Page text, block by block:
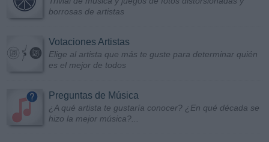
borrosas de artistas
Votaciones Artistas
Elige al artista que más te guste para determinar quién
es el mejor de todos
Preguntas de Música
¿A qué artista te gustaría conocer? ¿En qué década se
hizo la mejor música?...